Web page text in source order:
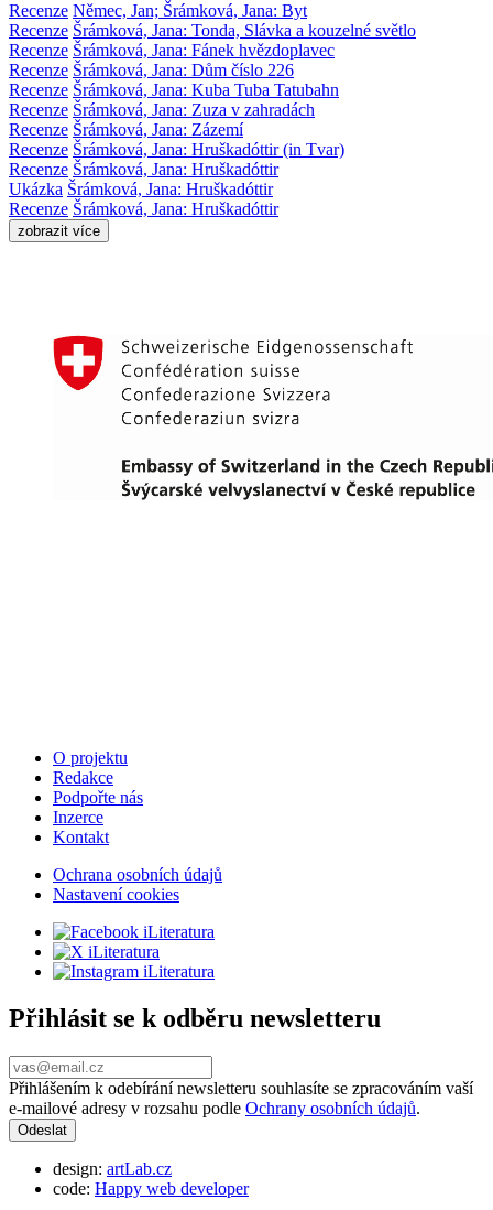
Recenze Němec, Jan; Šrámková, Jana: Byt
Recenze Šrámková, Jana: Tonda, Slávka a kouzelné světlo
Recenze Šrámková, Jana: Fánek hvězdoplavec
Recenze Šrámková, Jana: Dům číslo 226
Recenze Šrámková, Jana: Kuba Tuba Tatubahn
Recenze Šrámková, Jana: Zuza v zahradách
Recenze Šrámková, Jana: Zázemí
Recenze Šrámková, Jana: Hruškadóttir (in Tvar)
Recenze Šrámková, Jana: Hruškadóttir
Ukázka Šrámková, Jana: Hruškadóttir
Recenze Šrámková, Jana: Hruškadóttir
zobrazit více
O projektu
Redakce
Podpořte nás
Inzerce
Kontakt
Ochrana osobních údajů
Nastavení cookies
Přihlásit se k odběru newsletteru
Přihlášením k odebírání newsletteru souhlasíte se zpracováním vaší
e-mailové adresy v rozsahu podle Ochrany osobních údajů.
design: artLab.cz
code: Happy web developer